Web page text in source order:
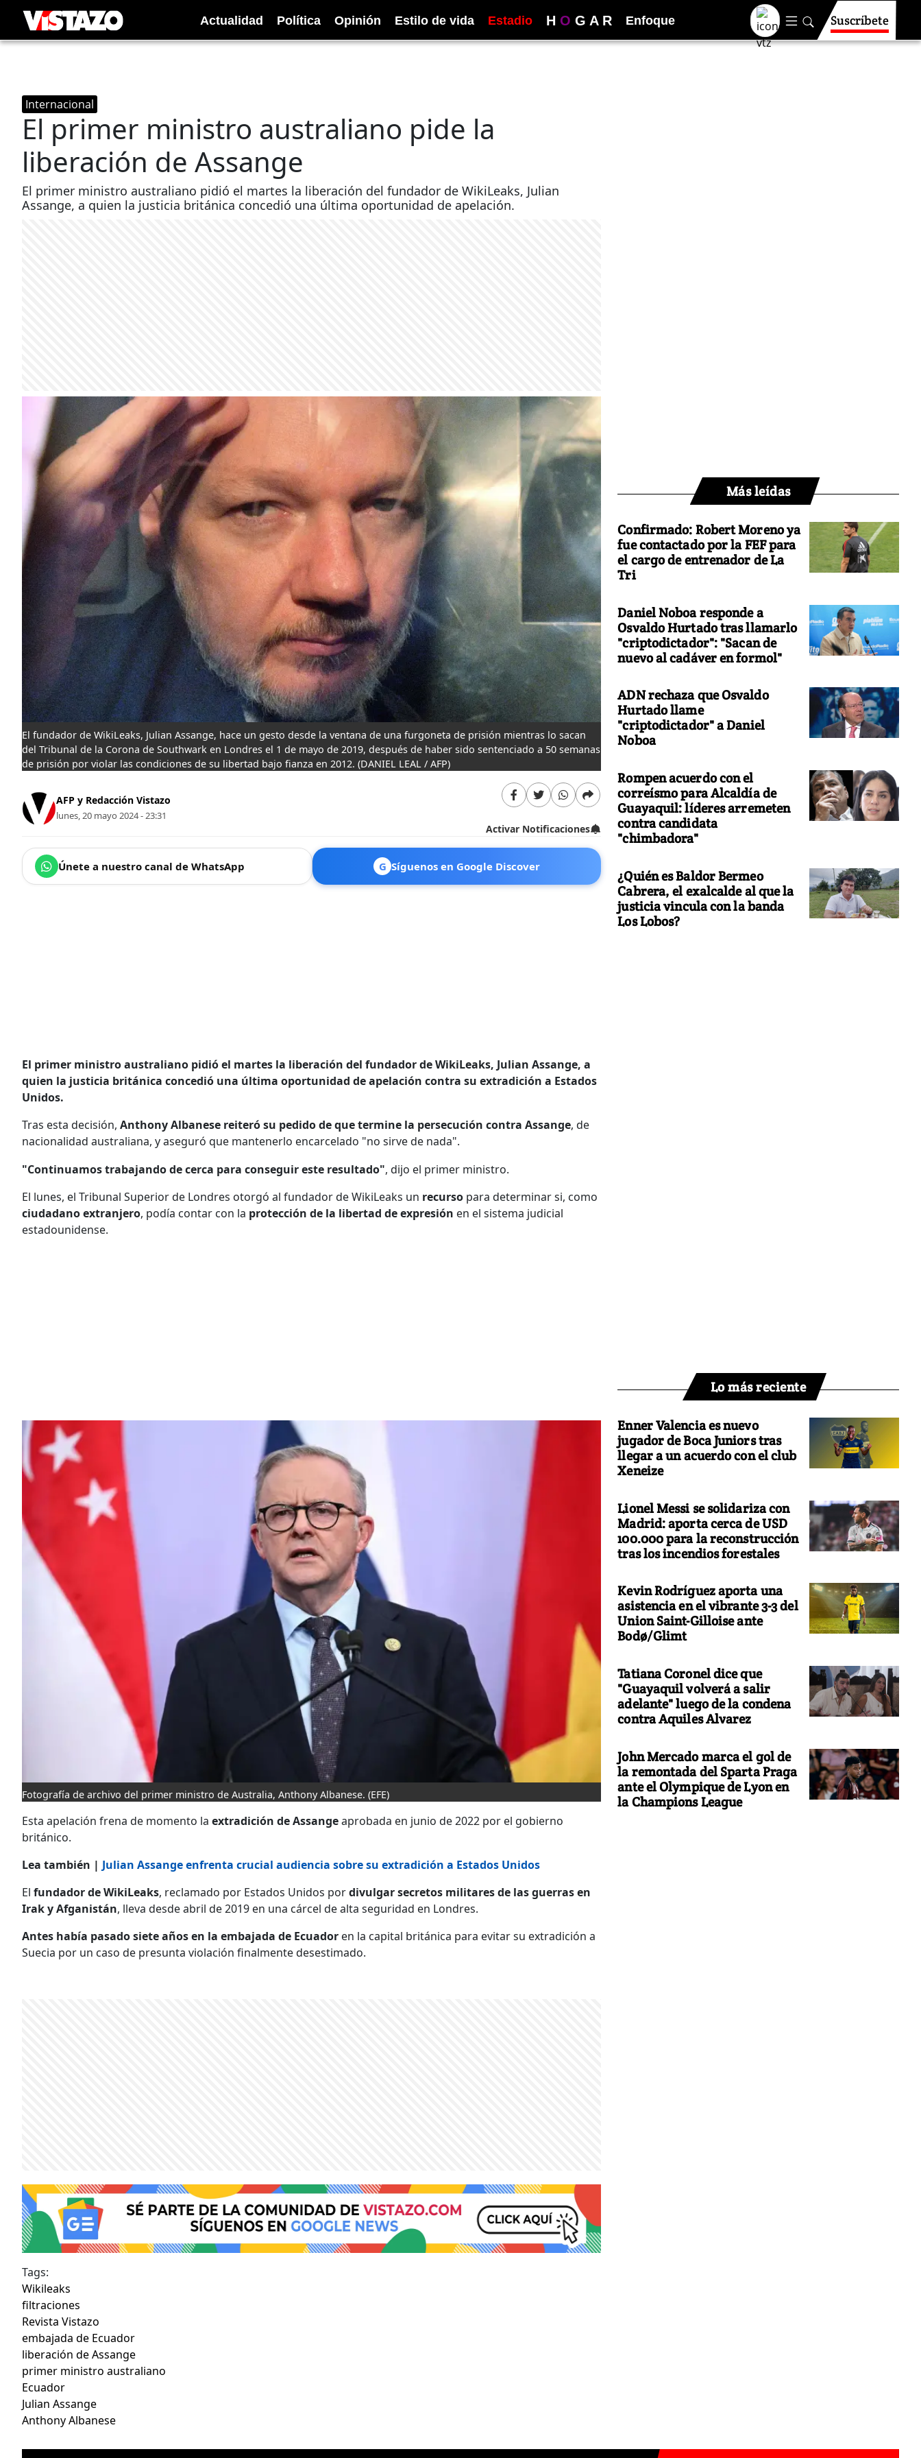
Actualidad Política Opinión Estilo de vida Estadio H O G A R Enfoque Suscríbete
Internacional
El primer ministro australiano pide la
liberación de Assange
El primer ministro australiano pidió el martes la liberación del fundador de WikiLeaks, Julian
Assange, a quien la justicia británica concedió una última oportunidad de apelación.
El fundador de WikiLeaks, Julian Assange, hace un gesto desde la ventana de una furgoneta de prisión mientras lo sacan
del Tribunal de la Corona de Southwark en Londres el 1 de mayo de 2019, después de haber sido sentenciado a 50 semanas
de prisión por violar las condiciones de su libertad bajo fianza en 2012. (DANIEL LEAL / AFP)
AFP y Redacción Vistazo
lunes, 20 mayo 2024 - 23:31
Activar Notificaciones
Únete a nuestro canal de WhatsApp G Síguenos en Google Discover
El primer ministro australiano pidió el martes la liberación del fundador de WikiLeaks, Julian Assange, a
quien la justicia británica concedió una última oportunidad de apelación contra su extradición a Estados
Unidos.
Tras esta decisión, Anthony Albanese reiteró su pedido de que termine la persecución contra Assange, de
nacionalidad australiana, y aseguró que mantenerlo encarcelado "no sirve de nada".
"Continuamos trabajando de cerca para conseguir este resultado", dijo el primer ministro.
El lunes, el Tribunal Superior de Londres otorgó al fundador de WikiLeaks un recurso para determinar si, como
ciudadano extranjero, podía contar con la protección de la libertad de expresión en el sistema judicial
estadounidense.
Fotografía de archivo del primer ministro de Australia, Anthony Albanese. (EFE)
Esta apelación frena de momento la extradición de Assangeaprobada en junio de 2022 por el gobierno
británico.
Lea también | Julian Assange enfrenta crucial audiencia sobre su extradición a Estados Unidos
El fundador de WikiLeaks, reclamado por Estados Unidos pordivulgar secretos militares de las guerras en
Irak y Afganistán, lleva desde abril de 2019 en una cárcel de alta seguridad en Londres.
Antes había pasado siete años en la embajada de Ecuador en la capital británica para evitar su extradición a
Suecia por un caso de presunta violación finalmente desestimado.
Tags:
Wikileaks
filtraciones
Revista Vistazo
embajada de Ecuador
liberación de Assange
primer ministro australiano
Ecuador
Julian Assange
Anthony Albanese
Más leídas
Confirmado: Robert Moreno ya
fue contactado por la FEF para
el cargo de entrenador de La
Tri
Daniel Noboa responde a
Osvaldo Hurtado tras llamarlo
"criptodictador": "Sacan de
nuevo al cadáver en formol"
ADN rechaza que Osvaldo
Hurtado llame
"criptodictador" a Daniel
Noboa
Rompen acuerdo con el
correísmo para Alcaldía de
Guayaquil: líderes arremeten
contra candidata
"chimbadora"
¿Quién es Baldor Bermeo
Cabrera, el exalcalde al que la
justicia vincula con la banda
Los Lobos?
Lo más reciente
Enner Valencia es nuevo
jugador de Boca Juniors tras
llegar a un acuerdo con el club
Xeneize
Lionel Messi se solidariza con
Madrid: aporta cerca de USD
100.000 para la reconstrucción
tras los incendios forestales
Kevin Rodríguez aporta una
asistencia en el vibrante 3-3 del
Union Saint-Gilloise ante
Bodø/Glimt
Tatiana Coronel dice que
"Guayaquil volverá a salir
adelante" luego de la condena
contra Aquiles Alvarez
John Mercado marca el gol de
la remontada del Sparta Praga
ante el Olympique de Lyon en
la Champions League